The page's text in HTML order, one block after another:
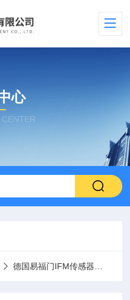
心
德国易福门IFM传感器